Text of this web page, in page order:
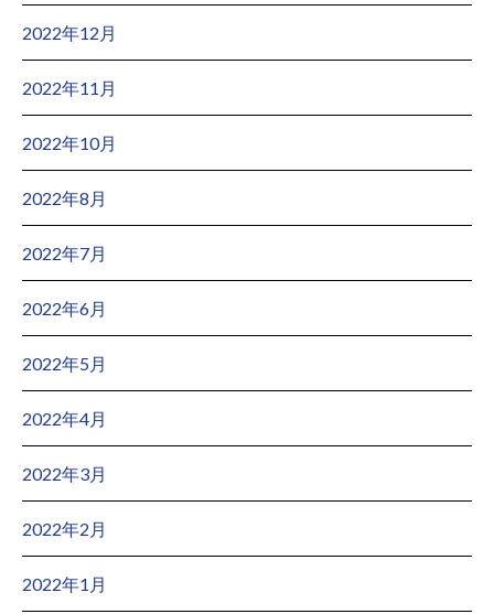
2022年12月
2022年11月
2022年10月
2022年8月
2022年7月
2022年6月
2022年5月
2022年4月
2022年3月
2022年2月
2022年1月